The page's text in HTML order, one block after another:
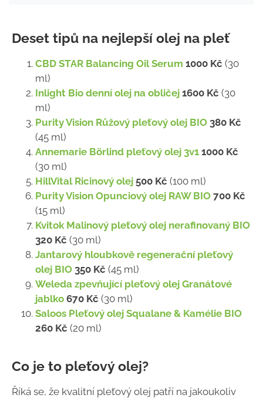
Deset tipů na nejlepší olej na pleť
CBD STAR Balancing Oil Serum 1000 Kč (30
ml)
Inlight Bio denní olej na obličej 1600 Kč (30
ml)
Purity Vision Růžový pleťový olej BIO 380 Kč
(45 ml)
Annemarie Börlind pleťový olej 3v1 1000 Kč
(30 ml)
HillVital Ricinový olej 500 Kč (100 ml)
Purity Vision Opunciový olej RAW BIO 700 Kč
(15 ml)
Kvitok Malinový pleťový olej nerafinovaný BIO
320 Kč (30 ml)
Jantarový hloubkově regenerační pleťový
olej BIO 350 Kč (45 ml)
Weleda zpevňující pleťový olej Granátové
jablko 670 Kč (30 ml)
Saloos Pleťový olej Squalane & Kamélie BIO
260 Kč (20 ml)
Co je to pleťový olej?
Říká se, že kvalitní pleťový olej patří na jakoukoliv